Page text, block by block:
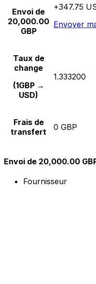
Envoi de
20,000.00
GBP
+347.75
Envoyer
Taux de
change
(1GBP →
USD)
1.333200
Frais de
transfert
0 GBP
Envoi de 20,000.00
Fournisseur